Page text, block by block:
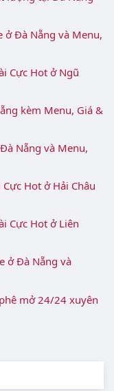
ở Đà Nẵng và Menu,
Cực Hot ở Ngũ
kèm Menu, Giá &
Nẵng và Menu,
Hot ở Hải Châu
Cực Hot ở Liên
ở Đà Nẵng và
mở 24/24 xuyên